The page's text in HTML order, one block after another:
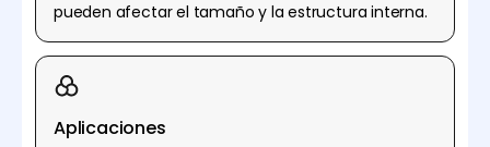
pueden afectar el tamaño y la estructura interna.
Aplicaciones